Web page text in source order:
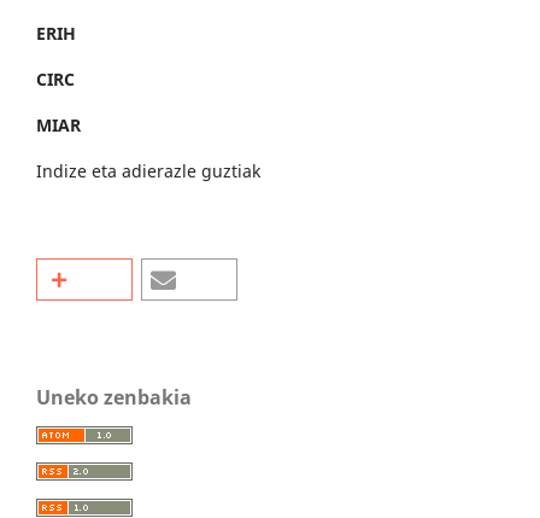
ERIH
CIRC
MIAR
Indize eta adierazle guztiak
Uneko zenbakia